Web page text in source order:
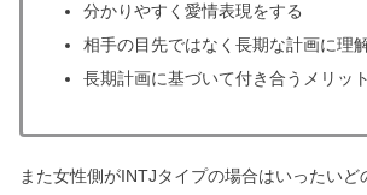
分かりやすく愛情表現をする
相手の目先ではなく長期な計画に理
長期計画に基づいて付き合うメリッ
また女性側がINTJタイプの場合はいったいど